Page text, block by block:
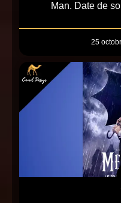
Man. Date de
25